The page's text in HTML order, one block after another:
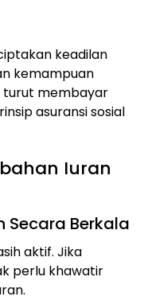
keadilan
kemampuan
turut membayar
asuransi sosial
Iuran
Secara Berkala
aktif. Jika
perlu khawatir